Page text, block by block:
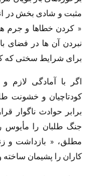
مثبت و شادی بخش در
« کردن خطاھا و جرم
نبردن آن ھا در فضای
برای شرایط سختی که
اگر با آمادگی لازم
کودتاچیان و خشونت
برابر حوادث ناگوار
جنگ طلبان را مأیوس
مطلق، « بازداشت و
کاران را پشیمان